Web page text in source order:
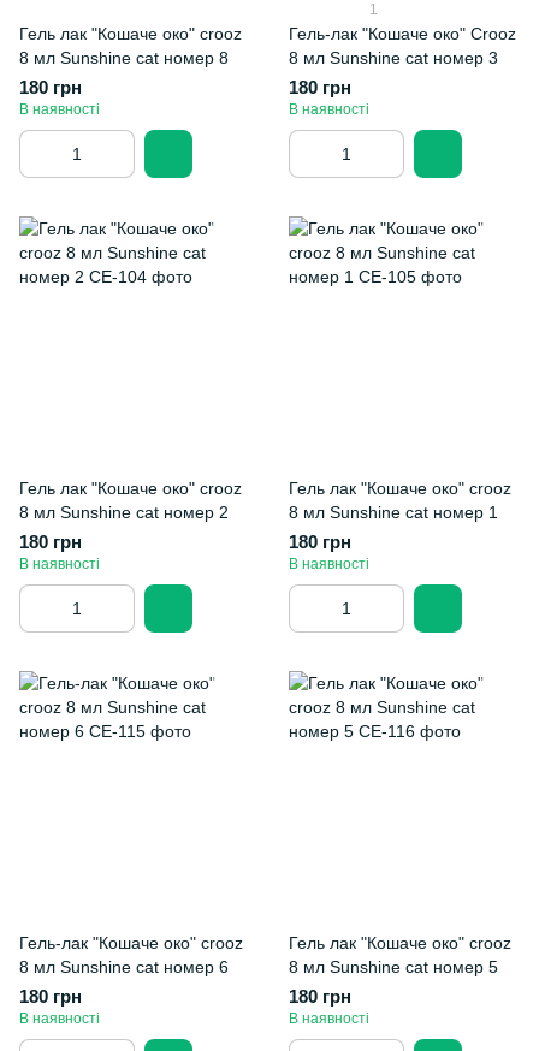
Гель лак "Кошаче око" crooz
8 мл Sunshine cat номер 8
180 грн
В наявності
1
Гель-лак "Кошаче око" Crooz
8 мл Sunshine cat номер 3
180 грн
В наявності
Гель лак "Кошаче око" crooz
8 мл Sunshine cat номер 2
180 грн
В наявності
Гель лак "Кошаче око" crooz
8 мл Sunshine cat номер 1
180 грн
В наявності
Гель-лак "Кошаче око" crooz
8 мл Sunshine cat номер 6
180 грн
В наявності
Гель лак "Кошаче око" crooz
8 мл Sunshine cat номер 5
180 грн
В наявності